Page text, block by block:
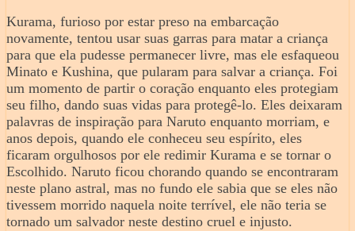
Kurama, furioso por estar preso na embarcação
novamente, tentou usar suas garras para matar a criança
para que ela pudesse permanecer livre, mas ele esfaqueou
Minato e Kushina, que pularam para salvar a criança. Foi
um momento de partir o coração enquanto eles protegiam
seu filho, dando suas vidas para protegê-lo. Eles deixaram
palavras de inspiração para Naruto enquanto morriam, e
anos depois, quando ele conheceu seu espírito, eles
ficaram orgulhosos por ele redimir Kurama e se tornar o
Escolhido. Naruto ficou chorando quando se encontraram
neste plano astral, mas no fundo ele sabia que se eles não
tivessem morrido naquela noite terrível, ele não teria se
tornado um salvador neste destino cruel e injusto.